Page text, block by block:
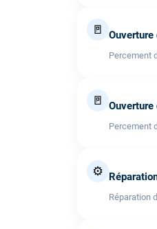
🚪
Percement
🚪 Ouverture
Percement
⚙️
Réparation